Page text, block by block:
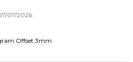
07/2026
Offset 3mm